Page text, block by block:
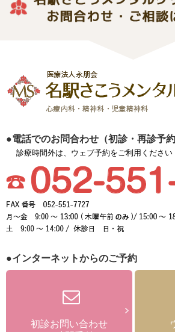
●電話でのお問合わせ（初診・再診予約
診療時間外は、ウェブ予約をご利用ください
●インターネットからのご予約
初診お問い合わせ